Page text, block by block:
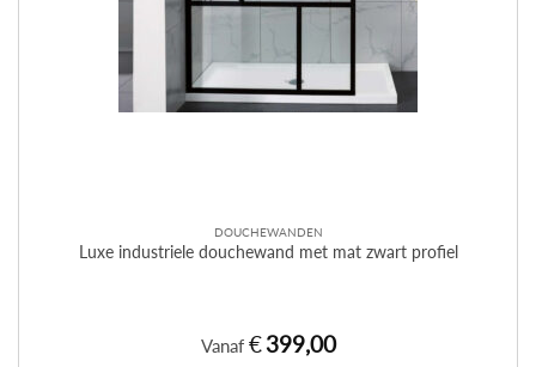
DOUCHEWANDEN
Luxe industriele douchewand met mat zwart profiel
Vanaf € 399,00